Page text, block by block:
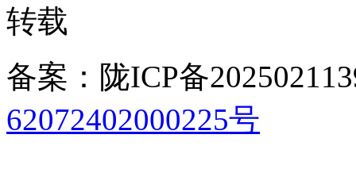
转载
备案：陇ICP备
62072402000225号